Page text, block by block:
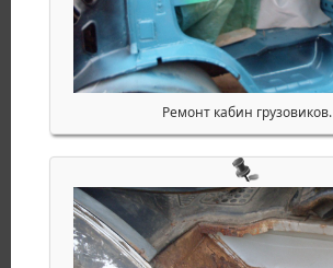
Ремонт кабин грузовиков.